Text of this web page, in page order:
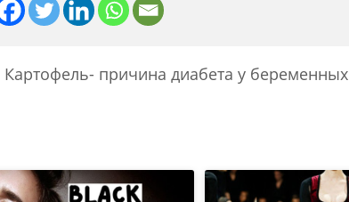
Картофель- причина диабета у беременных